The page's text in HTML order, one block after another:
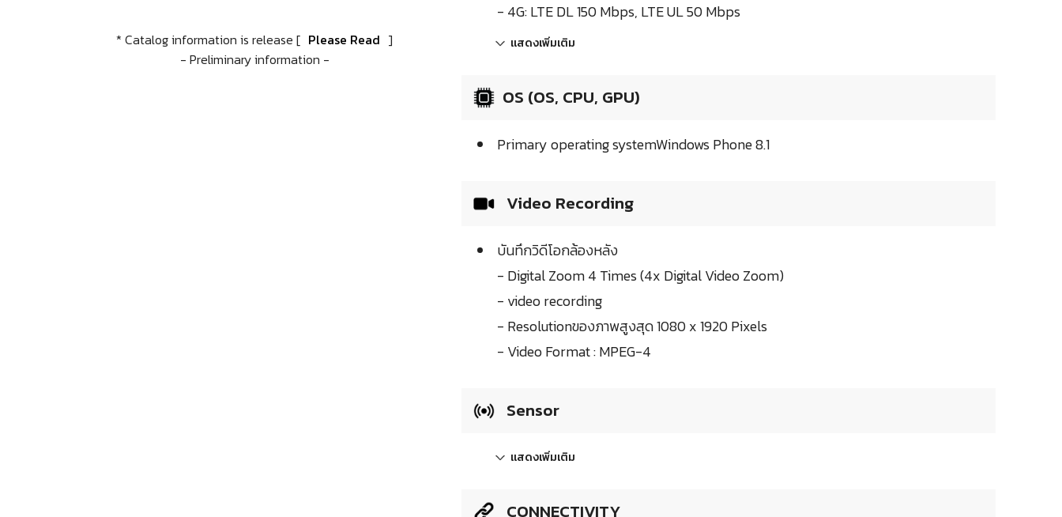
* Catalog information is release [ Please Read ]
- Preliminary information -
- 4G: LTE DL 150 Mbps, LTE UL 50 Mbps
แสดงเพิ่มเติม
OS (OS, CPU, GPU)
Primary operating systemWindows Phone 8.1
Video Recording
บันทึกวิดีโอกล้องหลัง
- Digital Zoom 4 Times (4x Digital Video Zoom)
- video recording
- Resolutionของภาพสูงสุด 1080 x 1920 Pixels
- Video Format : MPEG-4
Sensor
แสดงเพิ่มเติม
CONNECTIVITY